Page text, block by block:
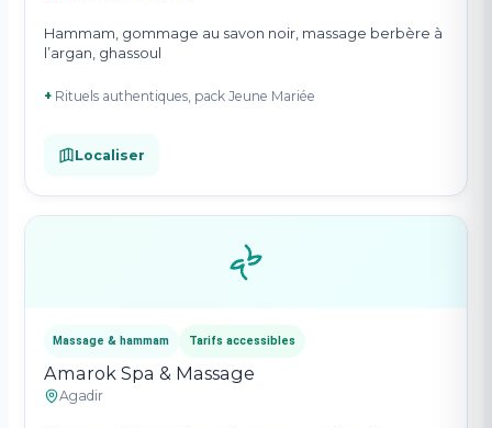
Hammam, gommage au savon noir, massage berbère à
l’argan, ghassoul
+Rituels authentiques, pack Jeune Mariée
Localiser
Massage & hammam Tarifs accessibles
Amarok Spa & Massage
Agadir